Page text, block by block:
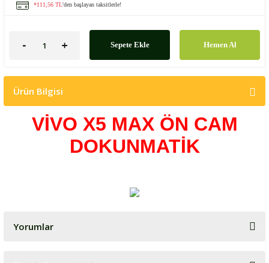
*111,56 TL'den başlayan taksitlerle!
Sepete Ekle Hemen Al
Ürün Bilgisi
VİVO X5 MAX ÖN CAM
DOKUNMATİK
Yorumlar